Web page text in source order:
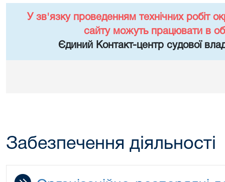
У зв'язку проведенням технічних робіт
сайту можуть працювати в
Єдиний Контакт-центр судової
Забезпечення діяльності